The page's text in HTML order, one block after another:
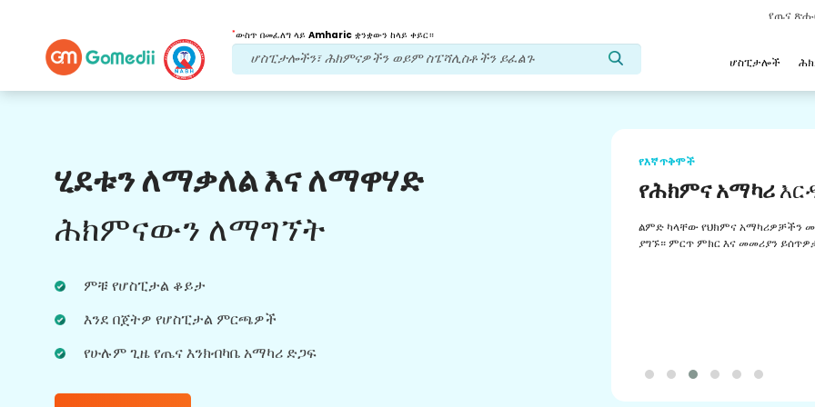
የጤና
*ውስጥ በመፈለግ ላይ Amharic ቋንቋውን ከላይ ቀይር።
ሆስፒታሎች
ሂደቱን ለማቃለል እና ለማዋሃድ
ሕክምናውን ለማግኘት
ምቹ የሆስፒታል ቆይታ
እንደ በጀትዎ የሆስፒታል ምርጫዎች
የሁሉም ጊዜ የጤና እንክብካቤ አማካሪ ድጋፍ
የድህረ ህክምናክትትል
የሚደረግበት እንክብካቤ
በሕክምና ፍላጎቶችዎ ላይ መደበኛ ዝመናዎች።
የእኛ ጥቅሞች
የሕክምና አማካሪ
ልምድ ካላቸው የህክምና አማካሪዎቻችን
ያግኙ። ምርጥ ምክር እና መመሪያን